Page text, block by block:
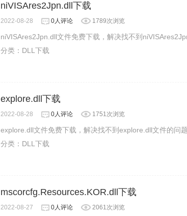
niVISAres2Jpn.dll下载
2022-08-28 0人评论 1789次浏览
niVISAres2Jpn.dll文件免费下载，解决找不到
分类： DLL下载
explore.dll下载
2022-08-28 0人评论 1751次浏览
explore.dll文件免费下载，解决找不到explore.dll文件的问题
分类： DLL下载
mscorcfg.Resources.KOR.dll下载
2022-08-27 0人评论 2061次浏览